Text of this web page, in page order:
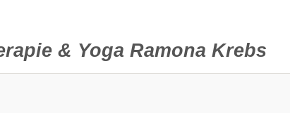
& Yoga Ramona Krebs